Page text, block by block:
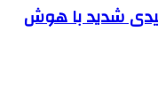
شدید با هوش